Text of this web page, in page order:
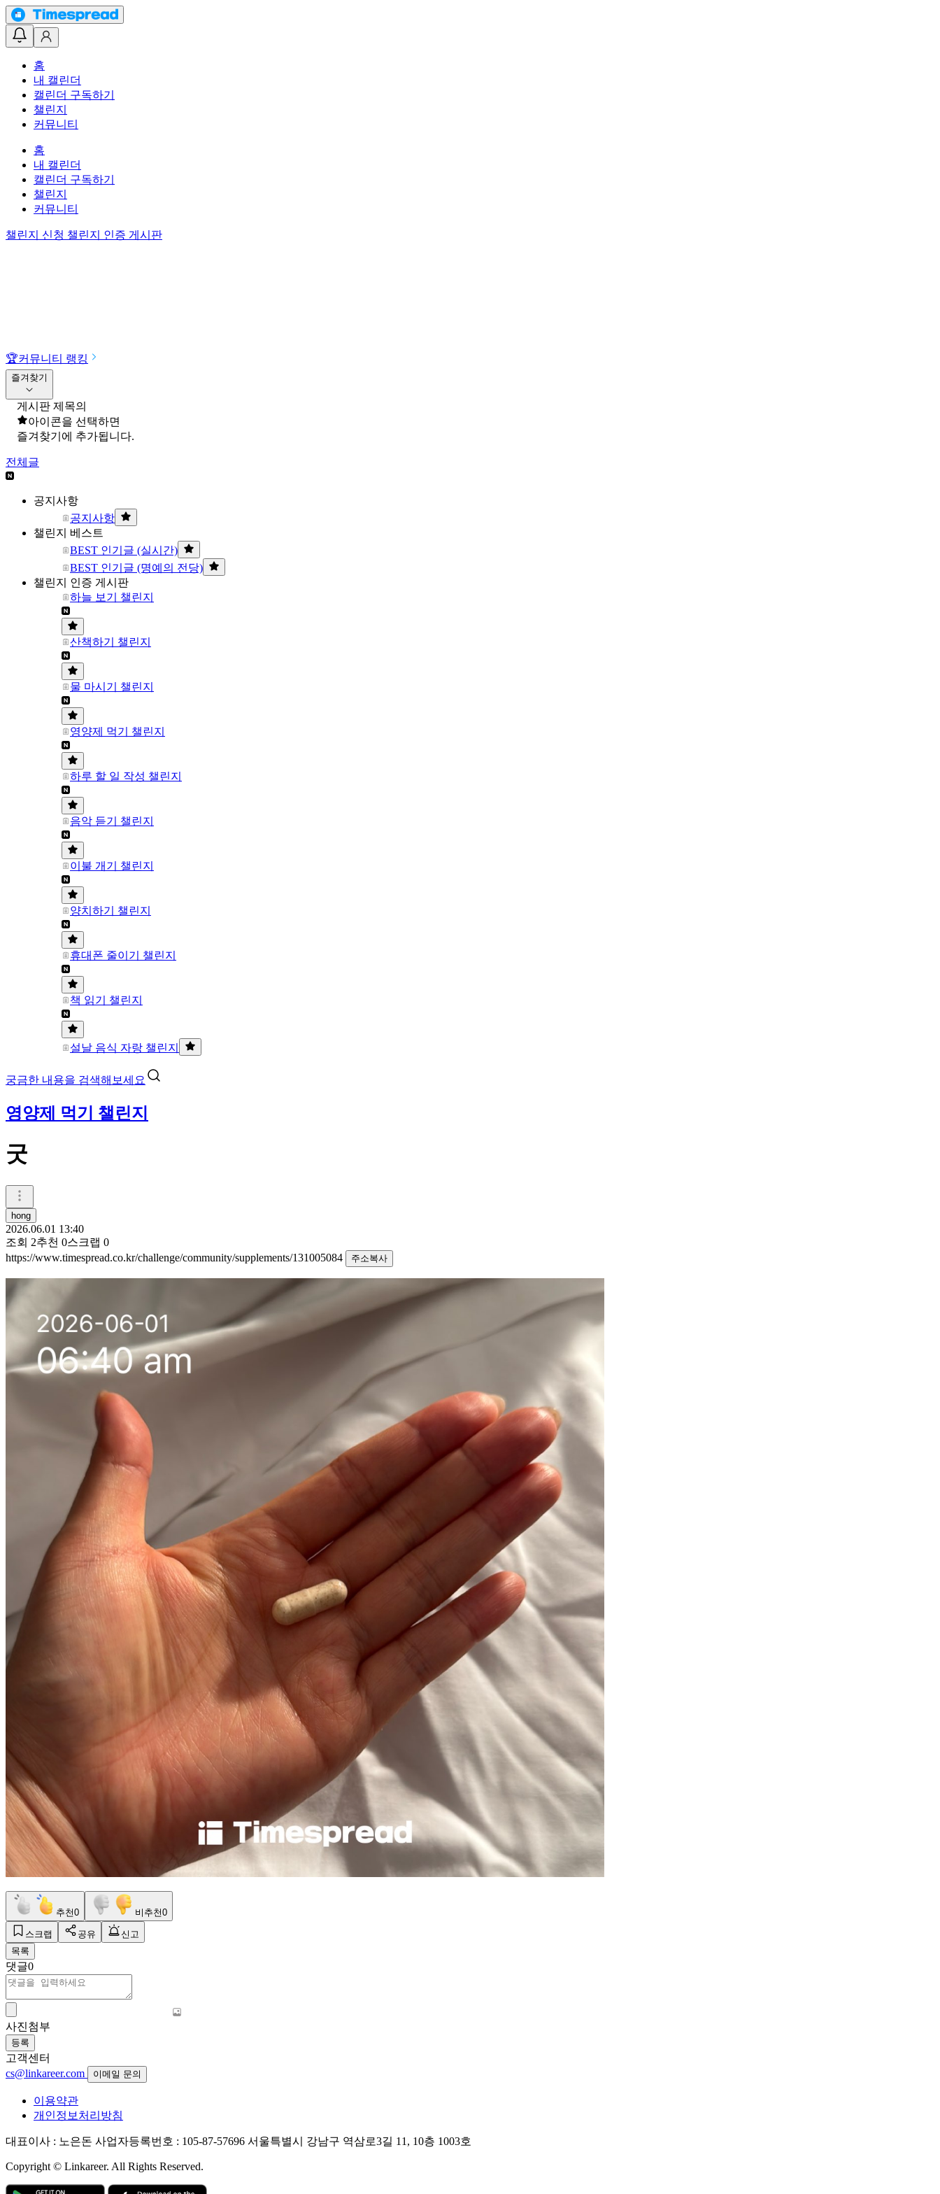
홈
내 캘린더
캘린더 구독하기
챌린지
커뮤니티
홈
내 캘린더
캘린더 구독하기
챌린지
커뮤니티
챌린지 신청 챌린지 인증 게시판
🏆커뮤니티 랭킹
즐겨찾기
게시판 제목의
아이콘을 선택하면
즐겨찾기에 추가됩니다.
전체글
공지사항
공지사항
챌린지 베스트
BEST 인기글 (실시간)
BEST 인기글 (명예의 전당)
챌린지 인증 게시판
하늘 보기 챌린지
산책하기 챌린지
물 마시기 챌린지
영양제 먹기 챌린지
하루 할 일 작성 챌린지
음악 듣기 챌린지
이불 개기 챌린지
양치하기 챌린지
휴대폰 줄이기 챌린지
책 읽기 챌린지
설날 음식 자랑 챌린지
궁금한 내용을 검색해보세요
영양제 먹기 챌린지
굿
hong
2026.06.01 13:40
조회 2추천 0스크랩 0
https://www.timespread.co.kr/challenge/community/supplements/131005084
주소복사
추천0 비추천0
스크랩 공유
신고
목록
댓글0
사진첨부
등록
고객센터
cs@linkareer.com
이메일 문의
이용약관
개인정보처리방침
대표이사 : 노은돈 사업자등록번호 : 105-87-57696 서울특별시 강남구 역삼로3길 11, 10층 1003호
Copyright © Linkareer. All Rights Reserved.